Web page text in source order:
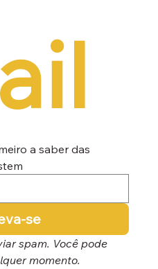
a saber das
se
spam. Você pode
momento.